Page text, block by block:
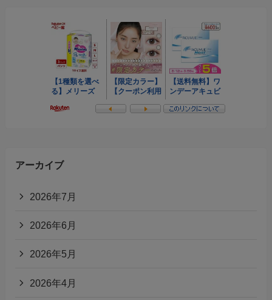
アーカイブ
2026年7月
2026年6月
2026年5月
2026年4月